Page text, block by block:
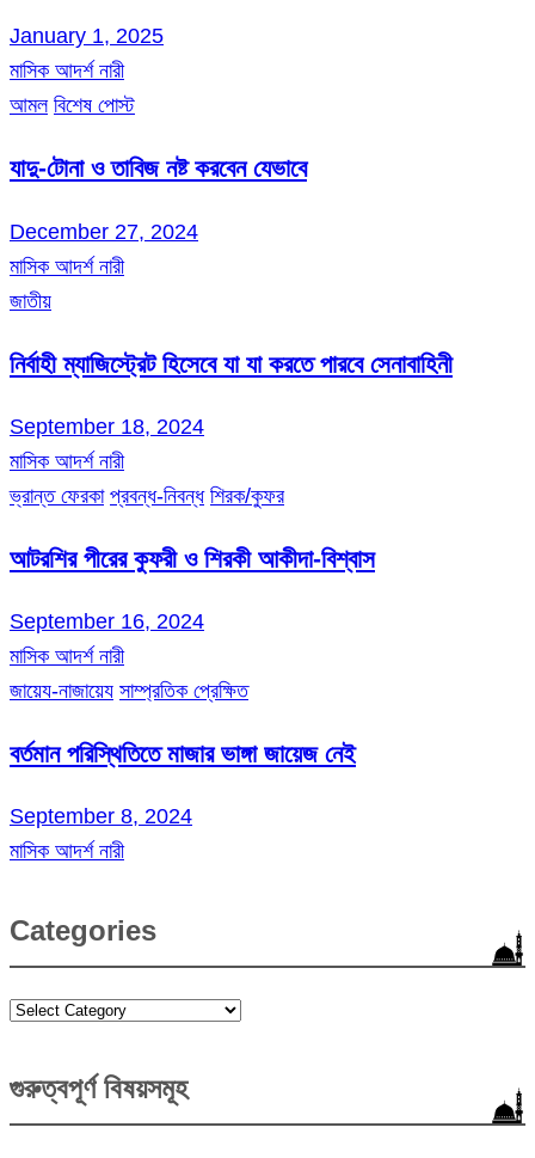
January 1, 2025
মাসিক আদর্শ নারী
আমল বিশেষ পোস্ট
যাদু-টোনা ও তাবিজ নষ্ট করবেন যেভাবে
December 27, 2024
মাসিক আদর্শ নারী
জাতীয়
নির্বাহী ম্যাজিস্ট্রেট হিসেবে যা যা করতে পারবে সেনাবাহিনী
September 18, 2024
মাসিক আদর্শ নারী
ভ্রান্ত ফেরকা প্রবন্ধ-নিবন্ধ শিরক/কুফর
আটরশির পীরের কুফরী ও শিরকী আকীদা-বিশ্বাস
September 16, 2024
মাসিক আদর্শ নারী
জায়েয-নাজায়েয সাম্প্রতিক প্রেক্ষিত
বর্তমান পরিস্থিতিতে মাজার ভাঙ্গা জায়েজ নেই
September 8, 2024
মাসিক আদর্শ নারী
Categories
Categories
গুরুত্বপূর্ণ বিষয়সমূহ